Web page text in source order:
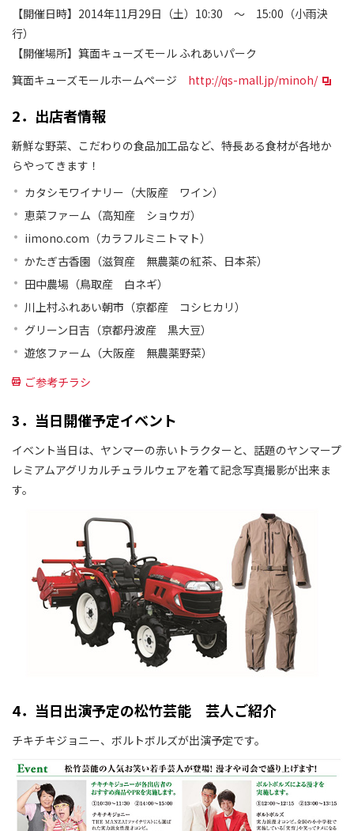
【開催日時】2014年11月29日（土）10:30 ～ 15:00（小雨決
行）
【開催場所】箕面キューズモール ふれあいパーク
箕面キューズモールホームページ http://qs-mall.jp/minoh/
2．出店者情報
新鮮な野菜、こだわりの食品加工品など、特長ある食材が各地か
らやってきます！
カタシモワイナリー（大阪産 ワイン）
恵菜ファーム（高知産 ショウガ）
iimono.com（カラフルミニトマト）
かたぎ古香園（滋賀産 無農薬の紅茶、日本茶）
田中農場（鳥取産 白ネギ）
川上村ふれあい朝市（京都産 コシヒカリ）
グリーン日吉（京都丹波産 黒大豆）
遊悠ファーム（大阪産 無農薬野菜）
ご参考チラシ
3．当日開催予定イベント
イベント当日は、ヤンマーの赤いトラクターと、話題のヤンマープ
レミアムアグリカルチュラルウェアを着て記念写真撮影が出来ま
す。
4．当日出演予定の松竹芸能 芸人ご紹介
チキチキジョニー、ボルトボルズが出演予定です。